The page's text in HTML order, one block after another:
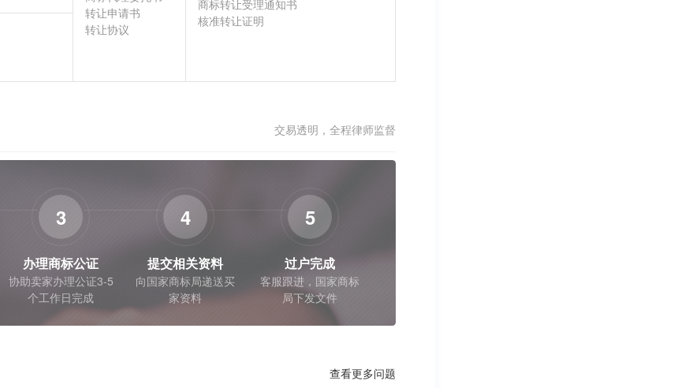
转让申请书
转让协议
商标转让受理通知书
核准转让证明
交易透明，全程律师监督
3
办理商标公证
协助卖家办理公证3-5
个工作日完成
4
提交相关资料
向国家商标局递送买
家资料
5
过户完成
客服跟进，国家商标
局下发文件
查看更多问题